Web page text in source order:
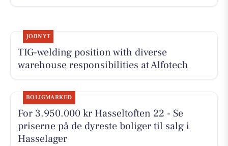
JOBNYT
TIG-welding position with diverse
warehouse responsibilities at Alfotech
BOLIGMARKED
For 3.950.000 kr Hasseltoften 22 - Se
priserne på de dyreste boliger til salg i
Hasselager